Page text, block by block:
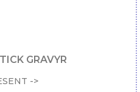
GRAVYR
->